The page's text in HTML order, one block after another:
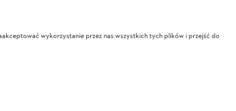
Polityka prywatności
O firmie
wykorzystanie przez nas wszystkich tych plików i przejść do